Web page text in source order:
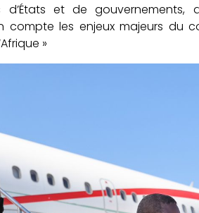
et de gouvernements,
compte les enjeux majeurs du
»